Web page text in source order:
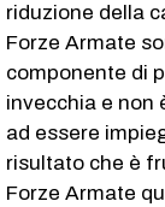
riduzione della
Forze Armate
componente di
invecchia e non
ad essere
risultato che è
Forze Armate